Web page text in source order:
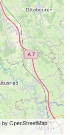
OpenStreetMap,